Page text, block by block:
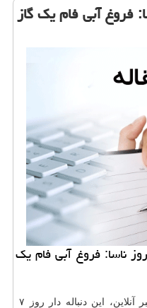
فروغ آبی فام یك گاز
ناسا: فروغ آبی فام یك
به نقل از خبر آنلاین، این دنباله دار روز ۷